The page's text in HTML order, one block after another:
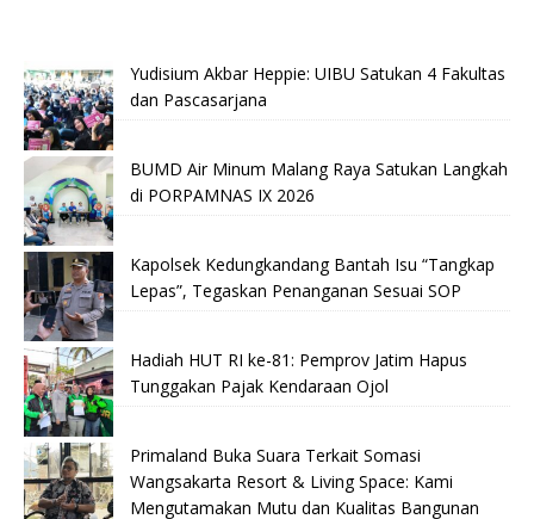
Yudisium Akbar Heppie: UIBU Satukan 4 Fakultas
dan Pascasarjana
BUMD Air Minum Malang Raya Satukan Langkah
di PORPAMNAS IX 2026
Kapolsek Kedungkandang Bantah Isu “Tangkap
Lepas”, Tegaskan Penanganan Sesuai SOP
Hadiah HUT RI ke-81: Pemprov Jatim Hapus
Tunggakan Pajak Kendaraan Ojol
Primaland Buka Suara Terkait Somasi
Wangsakarta Resort & Living Space: Kami
Mengutamakan Mutu dan Kualitas Bangunan